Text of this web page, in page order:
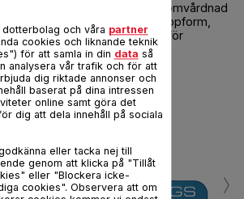
kan du ge dina kläder den omvårdnad
håller plaggen i toppform,
och trestegsinställningen för
perfekt strukna tyger.
Skicka
›
dotterbolag och våra partner
cookies och liknande teknik
för att samla in din data så
analysera vår trafik och för att
dig riktade annonser och
baserat på dina intressen
online samt göra det
dig att dela innehåll på sociala
eller tacka nej till
genom att klicka på "Tillåt
eller "Blockera icke-
cookies". Observera att om